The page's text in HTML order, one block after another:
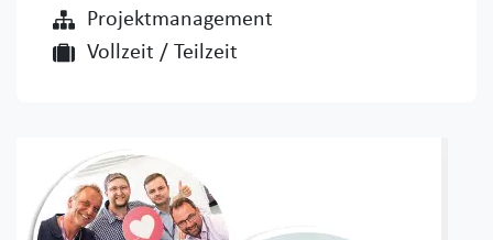
Projektmanagement
Vollzeit / Teilzeit